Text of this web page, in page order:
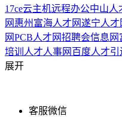
17ce云主机远程办公中山人
网 惠州富海人才网遂宁人才
网PCB人才网招聘会信息网
培训 人才人事网 百度人才引
展开
客服微信